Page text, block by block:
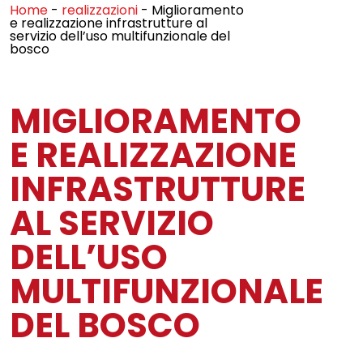
Home - realizzazioni - Miglioramento
e realizzazione infrastrutture al
servizio dell’uso multifunzionale del
bosco
MIGLIORAMENTO
E REALIZZAZIONE
INFRASTRUTTURE
AL SERVIZIO
DELL’USO
MULTIFUNZIONALE
DEL BOSCO